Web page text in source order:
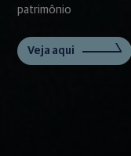
patrimônio
Veja aqui